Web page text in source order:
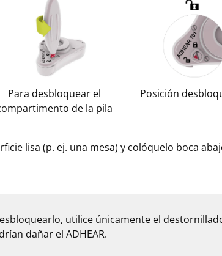
Para desbloquear el
de la pila
Posición
lisa (p. ej. una mesa) y colóquelo boca
utilice únicamente el
dañar el ADHEAR.